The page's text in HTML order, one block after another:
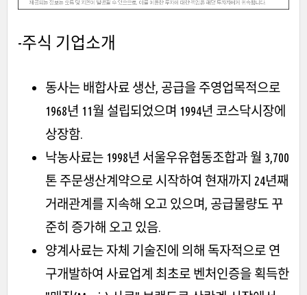
-주식 기업소개
동사는 배합사료 생산, 공급을 주영업목적으로
1968년 11월 설립되었으며 1994년 코스닥시장에
상장함.
낙농사료는 1998년 서울우유협동조합과 월 3,700
톤 주문생산계약으로 시작하여 현재까지 24년째
거래관계를 지속해 오고 있으며, 공급물량도 꾸
준히 증가해 오고 있음.
양계사료는 자체 기술진에 의해 독자적으로 연
구개발하여 사료업계 최초로 벤처인증을 획득한